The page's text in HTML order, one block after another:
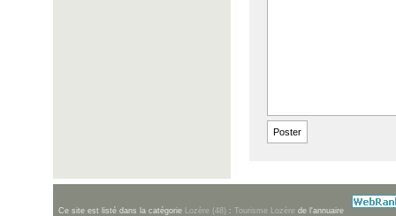
Ce site est listé dans la catégorie Lozère (48) : Tourisme Lozère de l'annuaire